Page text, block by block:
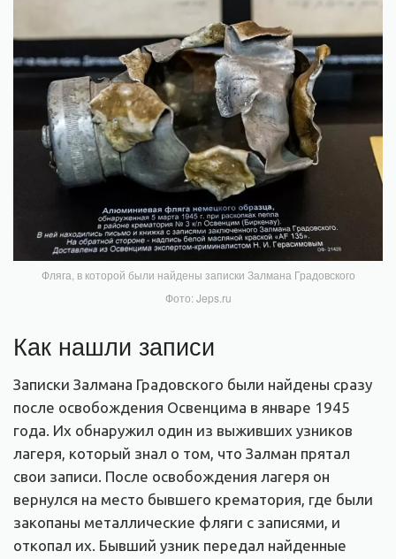
Фляга, в которой были найдены записки Залмана Градовского
Фото: Jeps.ru
Как нашли записи
Записки Залмана Градовского были найдены сразу
после освобождения Освенцима в январе 1945
года. Их обнаружил один из выживших узников
лагеря, который знал о том, что Залман прятал
свои записи. После освобождения лагеря он
вернулся на место бывшего крематория, где были
закопаны металлические фляги с записями, и
откопал их. Бывший узник передал найденные